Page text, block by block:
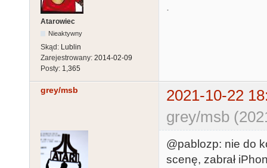
Atarowiec
Nieaktywny
Skąd: Lublin
Zarejestrowany: 2014-02-09
Posty: 1,365
.
grey/msb
2021-10-22
grey/msb
@pablozp: nie do
scenę, zabrał